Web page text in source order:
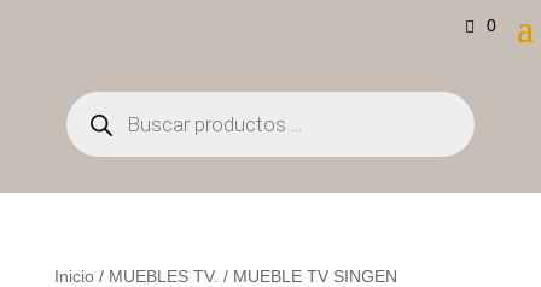
0
Búsqueda
de
productos
Inicio/ MUEBLES TV. / MUEBLE TV SINGEN